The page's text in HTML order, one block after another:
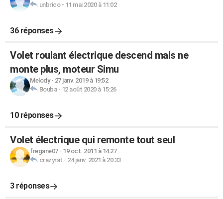
unbrico- 11 mai 2020 à 11:02
36 réponses
Volet roulant électrique descend mais ne
monte plus, moteur Simu
Melody- 27 janv. 2019 à 19:52
Bouba- 12 août 2020 à 15:26
10 réponses
Volet électrique qui remonte tout seul
fregane07- 19 oct. 2011 à 14:27
crazyrat - 24 janv. 2021 à 20:33
3 réponses